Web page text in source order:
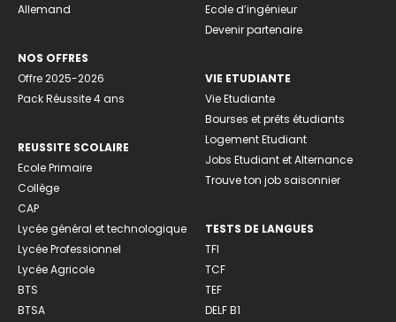
Allemand
NOS OFFRES
Offre 2025-2026
Pack Réussite 4 ans
REUSSITE SCOLAIRE
Ecole Primaire
Collège
CAP
Lycée général et technologique
Lycée Professionnel
Lycée Agricole
BTS
BTSA
Ecole d’ingénieur
Devenir partenaire
VIE ETUDIANTE
Vie Etudiante
Bourses et prêts étudiants
Logement Etudiant
Jobs Etudiant et Alternance
Trouve ton job saisonnier
TESTS DE LANGUES
TFI
TCF
TEF
DELF B1